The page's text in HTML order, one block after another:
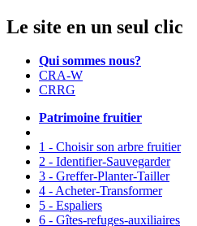
Le site en un seul clic
Qui sommes nous?
CRA-W
CRRG
Patrimoine fruitier
1 - Choisir son arbre fruitier
2 - Identifier-Sauvegarder
3 - Greffer-Planter-Tailler
4 - Acheter-Transformer
5 - Espaliers
6 - Gîtes-refuges-auxiliaires